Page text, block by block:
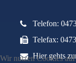
Telefon:
Telefax:
Hier gehts
Wir nutzen Cookies